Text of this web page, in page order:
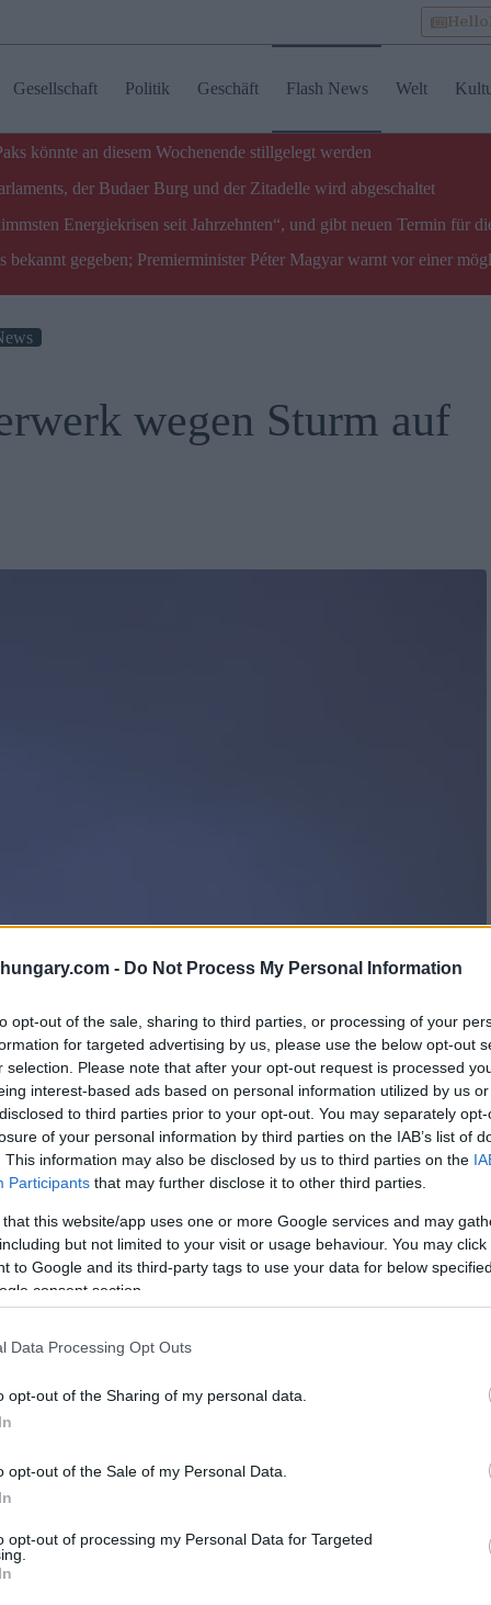
- Do Not Process My Personal Information
opt-out of the sale, sharing to third parties, or processing of your
for targeted advertising by us, please use the below opt-out
selection. Please note that after your opt-out request is processed
interest-based ads based on personal information utilized by us
to third parties prior to your opt-out. You may separately
of your personal information by third parties on the IAB’s list of
This information may also be disclosed by us to third parties on the
Participants that may further disclose it to other third parties.
that this website/app uses one or more Google services and may
but not limited to your visit or usage behaviour. You may
to Google and its third-party tags to use your data for below
consent section.
Data Processing Opt Outs
opt-out of the Sharing of my personal data.
opt-out of the Sale of my Personal Data.
opt-out of processing my Personal Data for Targeted
Gesellschaft Politik Geschäft Flash News Welt
könnte an diesem Wochenende stillgelegt werden
der Budaer Burg und der Zitadelle wird abgeschaltet
Energiekrisen seit Jahrzehnten“, und gibt neuen Termin für
gegeben; Premierminister Péter Magyar warnt vor einer
wegen Sturm auf